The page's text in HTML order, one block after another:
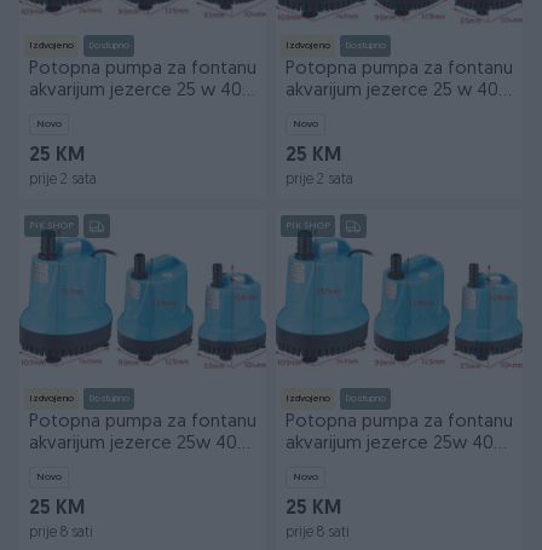
Izdvojeno Dostupno
Potopna pumpa za fontanu
akvarijum jezerce 25 w 40
Novo
25 KM
prije 2 sata
Izdvojeno Dostupno
Potopna pumpa za fontanu
akvarijum jezerce 25 w 40
Novo
25 KM
prije 2 sata
PIK SHOP
Izdvojeno Dostupno
Potopna pumpa za fontanu
akvarijum jezerce 25w 40w
Novo
25 KM
prije 8 sati
PIK SHOP
Izdvojeno Dostupno
Potopna pumpa za fontanu
akvarijum jezerce 25w 40w
Novo
25 KM
prije 8 sati